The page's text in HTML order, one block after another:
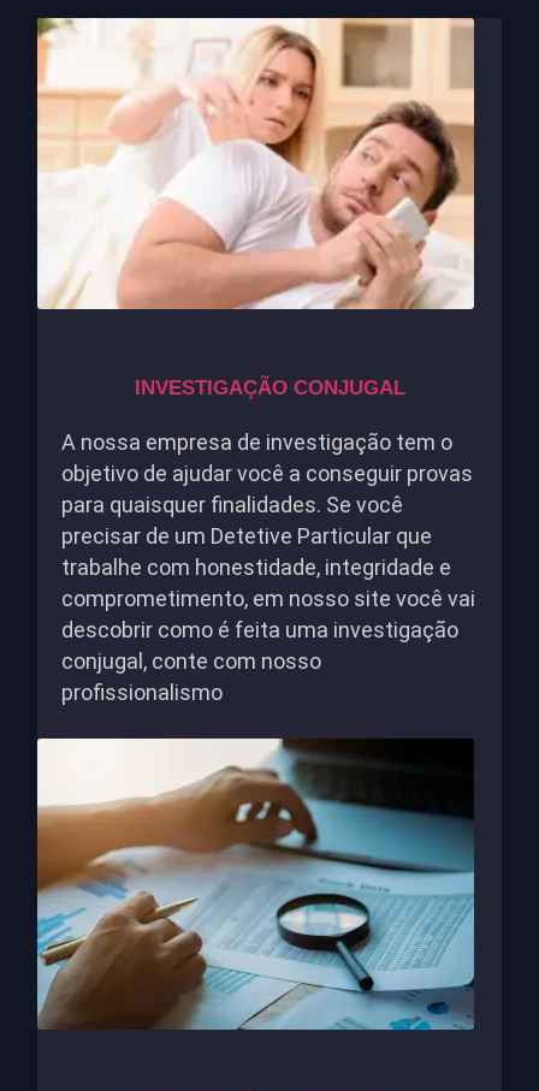
INVESTIGAÇÃO CONJUGAL
A nossa empresa de investigação tem o
objetivo de ajudar você a conseguir provas
para quaisquer finalidades. Se você
precisar de um Detetive Particular que
trabalhe com honestidade, integridade e
comprometimento, em nosso site você vai
descobrir como é feita uma investigação
conjugal, conte com nosso
profissionalismo